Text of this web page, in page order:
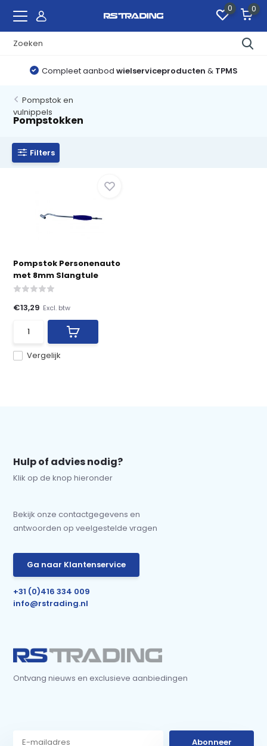
0 0
Compleet aanbod wielserviceproducten & TPMS
Pompstok en
vulnippels
Pompstokken
Filters
Pompstok Personenauto
met 8mm Slangtule
Vergelijk
€13,29 Excl. btw
Hulp of advies nodig?
Klik op de knop hieronder
Bekijk onze contactgegevens en
antwoorden op veelgestelde vragen
Ga naar Klantenservice
+31 (0)416 334 009
info@rstrading.nl
Ontvang nieuws en exclusieve aanbiedingen
Abonneer